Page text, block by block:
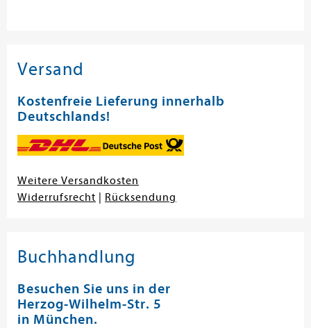
Versand
Kostenfreie Lieferung innerhalb
Deutschlands!
Weitere Versandkosten
Widerrufsrecht
Rücksendung
Buchhandlung
Besuchen Sie uns in der
Herzog-Wilhelm-Str. 5
in München.